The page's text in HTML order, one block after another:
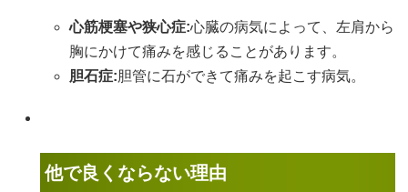
心筋梗塞や狭心症:心臓の病気によって、左肩から
胸にかけて痛みを感じることがあります。
胆石症:胆管に石ができて痛みを起こす病気。
他で良くならない理由